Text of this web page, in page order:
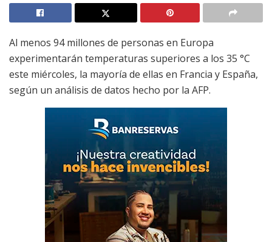
Al menos 94 millones de personas en Europa
experimentarán temperaturas superiores a los 35 °C
este miércoles, la mayoría de ellas en Francia y España,
según un análisis de datos hecho por la AFP.